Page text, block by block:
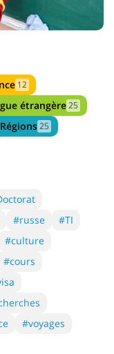
12
étrangère25
Régions25
#russe
#TI
#culture
#cours
#voyages